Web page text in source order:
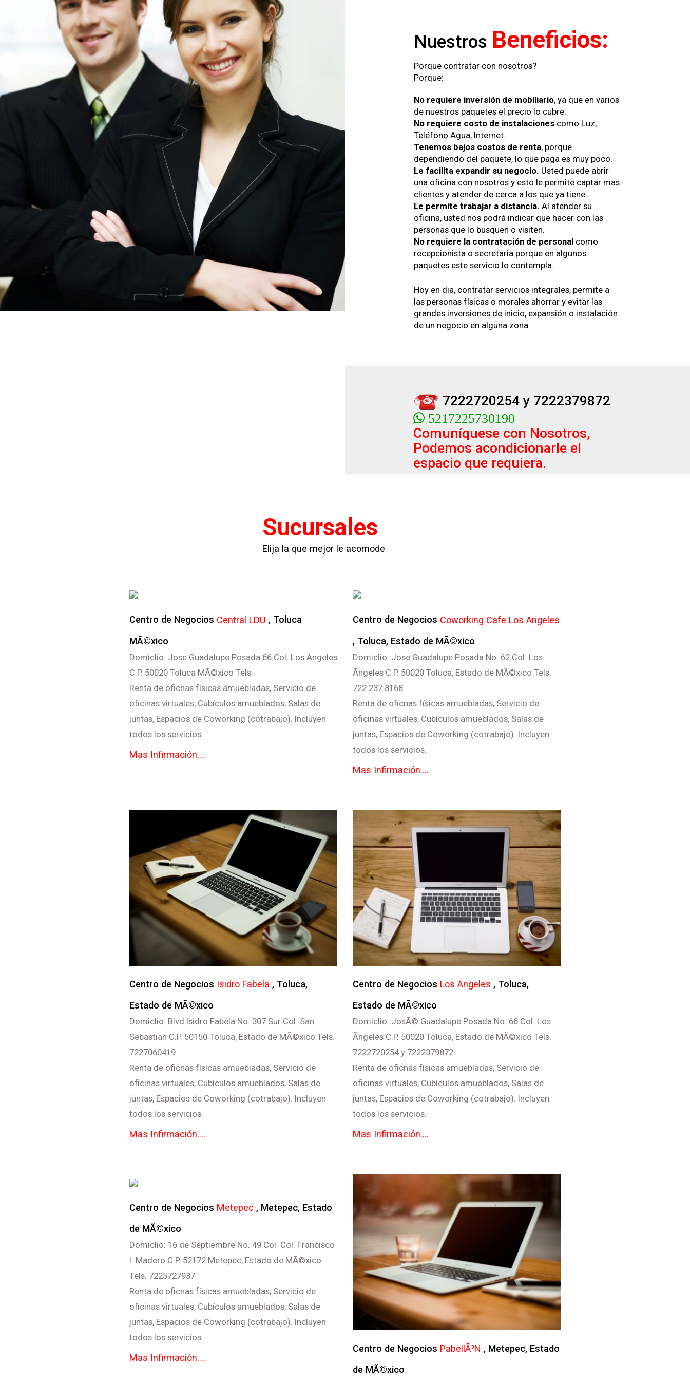
Nuestros Beneficios:
Porque contratar con nosotros?
Porque:
No requiere inversión de mobiliario, ya que en varios
de nuestros paquetes el precio lo cubre.
No requiere costo de instalaciones como Luz,
Teléfono Agua, Internet.
Tenemos bajos costos de renta, porque
dependiendo del paquete, lo que paga es muy poco.
Le facilita expandir su negocio. Usted puede abrir
una oficina con nosotros y esto le permite captar mas
clientes y atender de cerca a los que ya tiene.
Le permite trabajar a distancia. Al atender su
oficina, usted nos podrá indicar que hacer con las
personas que lo busquen o visiten.
No requiere la contratación de personal como
recepcionista o secretaria porque en algunos
paquetes este servicio lo contempla.
Hoy en dia, contratar servicios integrales, permite a
las personas físicas o morales ahorrar y evitar las
grandes inversiones de inicio, expansión o instalación
de un negocio en alguna zona.
7222720254 y 7222379872
5217225730190
Comuníquese con Nosotros,
Podemos acondicionarle el
espacio que requiera.
Sucursales
Elija la que mejor le acomode
Centro de Negocios Central LDU , Toluca
MÃ©xico
Domiclio: Jose Guadalupe Posada 66 Col. Los Angeles
C.P. 50020 Toluca MÃ©xico Tels.
Renta de oficnas físicas amuebladas, Servicio de
oficinas virtuales, Cubículos amueblados, Salas de
juntas, Espacios de Coworking (cotrabajo). Incluyen
todos los servicios.
Mas Infirmación....
Centro de Negocios Coworking Cafe Los Angeles
, Toluca, Estado de MÃ©xico
Domiclio: Jose Guadalupe Posada No. 62 Col. Los
Ãngeles C.P. 50020 Toluca, Estado de MÃ©xico Tels.
722 237 8168
Renta de oficnas físicas amuebladas, Servicio de
oficinas virtuales, Cubículos amueblados, Salas de
juntas, Espacios de Coworking (cotrabajo). Incluyen
todos los servicios.
Mas Infirmación....
Centro de Negocios Isidro Fabela , Toluca,
Estado de MÃ©xico
Domiclio: Blvd Isidro Fabela No. 307 Sur Col. San
Sebastian C.P. 50150 Toluca, Estado de MÃ©xico Tels.
7227060419
Renta de oficnas físicas amuebladas, Servicio de
oficinas virtuales, Cubículos amueblados, Salas de
juntas, Espacios de Coworking (cotrabajo). Incluyen
todos los servicios.
Mas Infirmación....
Centro de Negocios Los Angeles , Toluca,
Estado de MÃ©xico
Domiclio: JosÃ© Guadalupe Posada No. 66 Col. Los
Ãngeles C.P. 50020 Toluca, Estado de MÃ©xico Tels.
7222720254 y 7222379872
Renta de oficnas físicas amuebladas, Servicio de
oficinas virtuales, Cubículos amueblados, Salas de
juntas, Espacios de Coworking (cotrabajo). Incluyen
todos los servicios.
Mas Infirmación....
Centro de Negocios Metepec , Metepec, Estado
de MÃ©xico
Domiclio: 16 de Septiembre No. 49 Col. Col. Francisco
I. Madero C.P. 52172 Metepec, Estado de MÃ©xico
Tels. 7225727937
Renta de oficnas físicas amuebladas, Servicio de
oficinas virtuales, Cubículos amueblados, Salas de
juntas, Espacios de Coworking (cotrabajo). Incluyen
todos los servicios.
Mas Infirmación....
Centro de Negocios PabellÃ³n , Metepec, Estado
de MÃ©xico